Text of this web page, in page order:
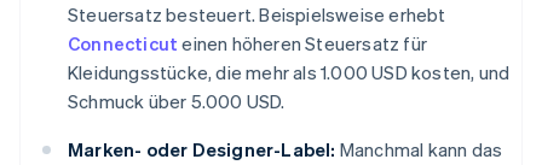
Steuersatz besteuert. Beispielsweise erhebt
Connecticut einen höheren Steuersatz für
Kleidungsstücke, die mehr als 1.000 USD kosten, und
Schmuck über 5.000 USD.
Marken- oder Designer-Label: Manchmal kann das